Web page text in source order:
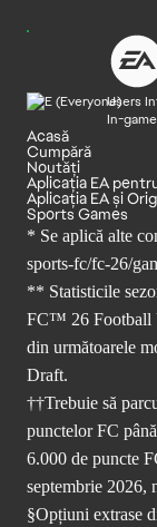
Users
In-
Acasă
Cumpără
Noutăți
Aplicația EA
Aplicația EA și
Sports Games
* Se aplică alte
sports-fc/fc-26/
** Statisticile
FC™ 26 Football
din următoarele
Draft.
††Trebuie să
punctelor FC
6.000 de puncte
septembrie 2026,
§Opțiuni extrase